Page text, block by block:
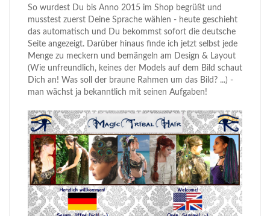
So wurdest Du bis Anno 2015 im Shop begrüßt und
musstest zuerst Deine Sprache wählen - heute geschieht
das automatisch und Du bekommst sofort die deutsche
Seite angezeigt. Darüber hinaus finde ich jetzt selbst jede
Menge zu meckern und bemängeln am Design & Layout
(Wie unfreundlich, keines der Models auf dem Bild schaut
Dich an! Was soll der braune Rahmen um das Bild? ...) -
man wächst ja bekanntlich mit seinen Aufgaben!